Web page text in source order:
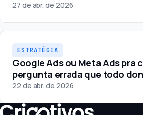
27 de abr. de 2026
Estratégia
ESTRATÉGIA
Google Ads ou Meta Ads pra
pergunta errada que todo
22 de abr. de 2026